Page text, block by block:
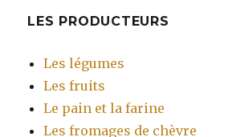
LES PRODUCTEURS
Les légumes
Les fruits
Le pain et la farine
Les fromages de chèvre